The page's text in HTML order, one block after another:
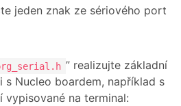
jeden znak ze sériového port
” realizujte základní
Nucleo boardem, například s
na terminal: